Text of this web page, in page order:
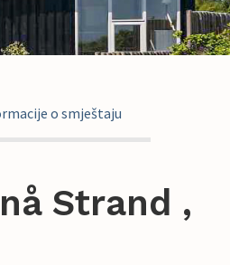
o smještaju
Strand ,